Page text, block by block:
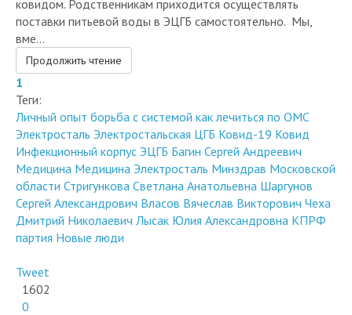
ковидом. Родственникам приходится осуществлять
поставки питьевой воды в ЭЦГБ самостоятельно. Мы,
вме...
Продолжить чтение
1
Теги:
Личный опыт борьба с системой как лечиться по ОМС
Электросталь Электростальская ЦГБ Ковид-19 Ковид
Инфекционный корпус ЭЦГБ Багин Сергей Андреевич
Медицина Медицина Электросталь Минздрав Московской
области Стригункова Светлана Анатольевна Шаргунов
Сергей Александрович Власов Вячеслав Викторович Чеха
Дмитрий Николаевич Лысак Юлия Александровна КПРФ
партия Новые люди
Tweet
1602
0